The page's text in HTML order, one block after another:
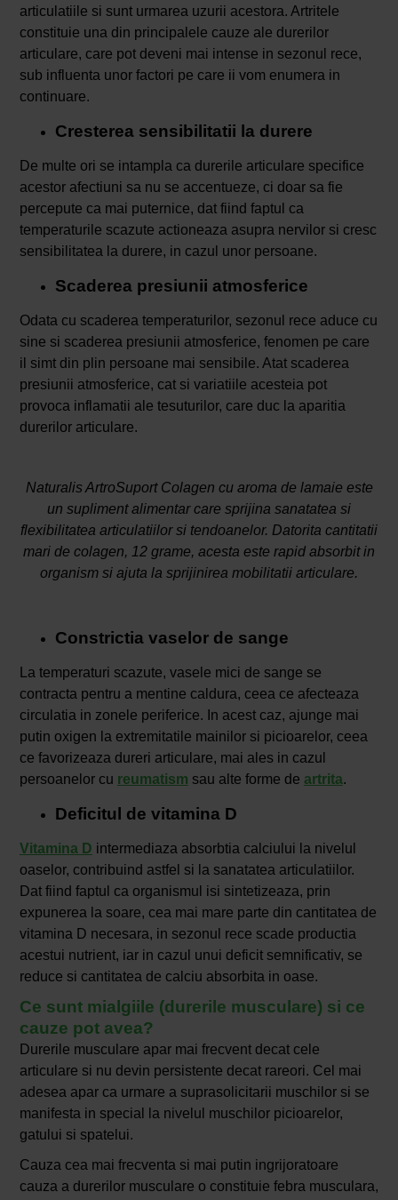
articulatiile si sunt urmarea uzurii acestora. Artritele
constituie una din principalele cauze ale durerilor
articulare, care pot deveni mai intense in sezonul rece,
sub influenta unor factori pe care ii vom enumera in
continuare.
Cresterea sensibilitatii la durere
De multe ori se intampla ca durerile articulare specifice
acestor afectiuni sa nu se accentueze, ci doar sa fie
percepute ca mai puternice, dat fiind faptul ca
temperaturile scazute actioneaza asupra nervilor si cresc
sensibilitatea la durere, in cazul unor persoane.
Scaderea presiunii atmosferice
Odata cu scaderea temperaturilor, sezonul rece aduce cu
sine si scaderea presiunii atmosferice, fenomen pe care
il simt din plin persoane mai sensibile. Atat scaderea
presiunii atmosferice, cat si variatiile acesteia pot
provoca inflamatii ale tesuturilor, care duc la aparitia
durerilor articulare.
Naturalis ArtroSuport Colagen cu aroma de lamaie este
un supliment alimentar care sprijina sanatatea si
flexibilitatea articulatiilor si tendoanelor. Datorita cantitatii
mari de colagen, 12 grame, acesta este rapid absorbit in
organism si ajuta la sprijinirea mobilitatii articulare.
Constrictia vaselor de sange
La temperaturi scazute, vasele mici de sange se
contracta pentru a mentine caldura, ceea ce afecteaza
circulatia in zonele periferice. In acest caz, ajunge mai
putin oxigen la extremitatile mainilor si picioarelor, ceea
ce favorizeaza dureri articulare, mai ales in cazul
persoanelor cu reumatism sau alte forme de artrita.
Deficitul de vitamina D
Vitamina D intermediaza absorbtia calciului la nivelul
oaselor, contribuind astfel si la sanatatea articulatiilor.
Dat fiind faptul ca organismul isi sintetizeaza, prin
expunerea la soare, cea mai mare parte din cantitatea de
vitamina D necesara, in sezonul rece scade productia
acestui nutrient, iar in cazul unui deficit semnificativ, se
reduce si cantitatea de calciu absorbita in oase.
Ce sunt mialgiile (durerile musculare) si ce
cauze pot avea?
Durerile musculare apar mai frecvent decat cele
articulare si nu devin persistente decat rareori. Cel mai
adesea apar ca urmare a suprasolicitarii muschilor si se
manifesta in special la nivelul muschilor picioarelor,
gatului si spatelui.
Cauza cea mai frecventa si mai putin ingrijoratoare
cauza a durerilor musculare o constituie febra musculara,